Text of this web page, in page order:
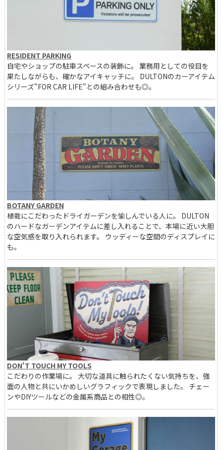
RESIDENT PARKING
自宅やショップの駐車スペースの装飾に。 業務用としての役目を
果たしながらも、確かなアイキャッチに。 DULTONのカーアイテム
シリーズ"FOR CAR LIFE"との組み合わせも◎。
BOTANY GARDEN
植栽にこだわったドライガーデンを愉しんでいる人に。 DULTON
のハードなガーデンアイテムに差し入れることで、本場に近い大胆
な空気感を取り入れられます。 ウッディーな空間のディスプレイに
も。
DON'T TOUCH MY TOOLS
こだわりの作業場に。 大切な道具に触られたくない気持ちを、強
面の人物と共にいかめしいグラフィックで表現しました。 チェー
ンやDIYツールなどの金属系商品との相性◎。